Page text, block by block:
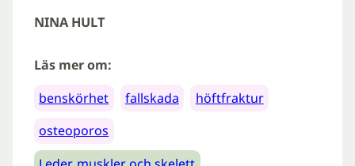
NINA HULT
Läs mer om:
benskörhet
fallskada
höftfraktur
osteoporos